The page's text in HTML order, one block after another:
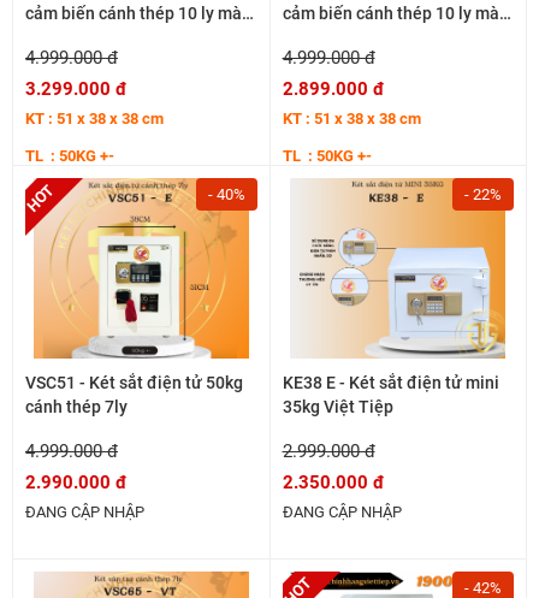
cảm biến cánh thép 10 ly màu
4.999.000 đ
3.299.000 đ
KT : 51 x 38 x 38 cm
TL : 50KG +-
cảm biến cánh thép 10 ly màu
4.999.000 đ
2.899.000 đ
KT : 51 x 38 x 38 cm
TL : 50KG +-
- 40%
VSC51 - Két sắt điện tử 50kg
cánh thép 7ly
4.999.000 đ
2.990.000 đ
ĐANG CẬP NHẬP
- 22%
KE38 E - Két sắt điện tử mini
35kg Việt Tiệp
2.999.000 đ
2.350.000 đ
ĐANG CẬP NHẬP
- 42%